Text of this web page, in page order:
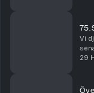
75.
Vi
29